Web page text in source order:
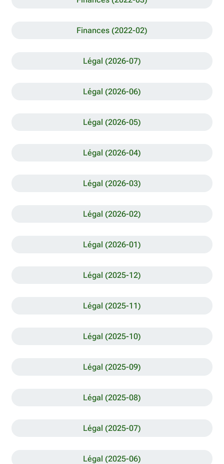
Finances (2022-02)
Légal (2026-07)
Légal (2026-06)
Légal (2026-05)
Légal (2026-04)
Légal (2026-03)
Légal (2026-02)
Légal (2026-01)
Légal (2025-12)
Légal (2025-11)
Légal (2025-10)
Légal (2025-09)
Légal (2025-08)
Légal (2025-07)
Légal (2025-06)